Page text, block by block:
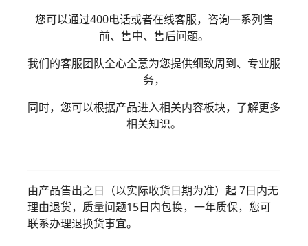
您可以通过400电话或者在线客服，咨询一系列售
前、售中、售后问题。
我们的客服团队全心全意为您提供细致周到、专业服
务，
同时，您可以根据产品进入相关内容板块，了解更多
相关知识。
由产品售出之日（以实际收货日期为准）起 7日内无
理由退货，质量问题15日内包换，一年质保，您可
联系办理退换货事宜。